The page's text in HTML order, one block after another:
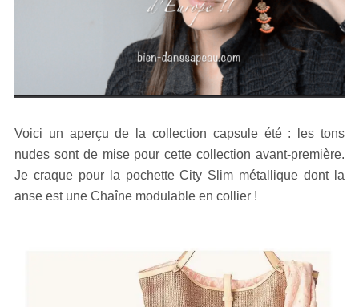
Voici un aperçu de la collection capsule été : les tons
nudes sont de mise pour cette collection avant-première.
Je craque pour la pochette City Slim métallique dont la
anse est une Chaîne modulable en collier !